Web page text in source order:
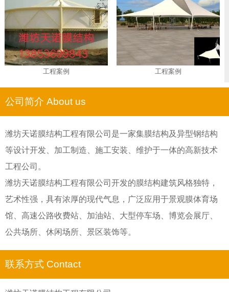
工程案例 工程案例
公司简介 About us
潍坊天诺膜结构工程有限公司是一家集膜结构及异型钢结构
等设计开发、加工制造、施工安装、维护于一体的高新技术
工程公司。
潍坊天诺膜结构工程有限公司开发的膜结构建筑风格独特，
艺术性强，具有浓厚的现代气息，广泛应用于景观膜体育场
馆、高速公路收费站、加油站、大型停车场、博览会展厅、
公共场所、休闲场所、景区装饰等。
联系方式 Contact